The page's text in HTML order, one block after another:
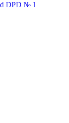
DPD № 1